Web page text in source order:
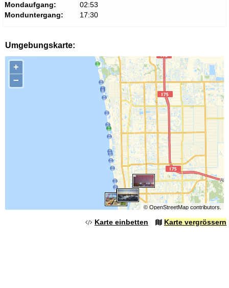
Mondaufgang:
02:53
Monduntergang:
17:30
Umgebungskarte:
+
−
©OpenStreetMapcontributors.
Karte einbetten Karte vergrössern